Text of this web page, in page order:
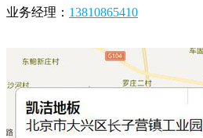
业务经理： 13810865410